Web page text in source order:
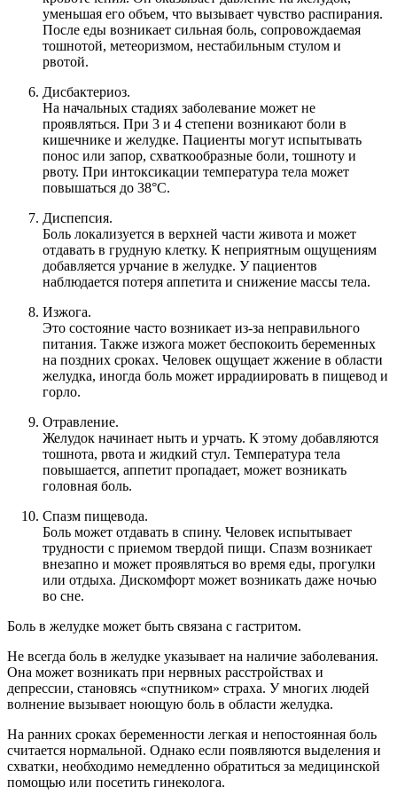
уменьшая его объем, что вызывает чувство распирания.
После еды возникает сильная боль, сопровождаемая
тошнотой, метеоризмом, нестабильным стулом и
рвотой.
Дисбактериоз.
На начальных стадиях заболевание может не
проявляться. При 3 и 4 степени возникают боли в
кишечнике и желудке. Пациенты могут испытывать
понос или запор, схваткообразные боли, тошноту и
рвоту. При интоксикации температура тела может
повышаться до 38°C.
Диспепсия.
Боль локализуется в верхней части живота и может
отдавать в грудную клетку. К неприятным ощущениям
добавляется урчание в желудке. У пациентов
наблюдается потеря аппетита и снижение массы тела.
Изжога.
Это состояние часто возникает из-за неправильного
питания. Также изжога может беспокоить беременных
на поздних сроках. Человек ощущает жжение в области
желудка, иногда боль может иррадиировать в пищевод и
горло.
Отравление.
Желудок начинает ныть и урчать. К этому добавляются
тошнота, рвота и жидкий стул. Температура тела
повышается, аппетит пропадает, может возникать
головная боль.
Спазм пищевода.
Боль может отдавать в спину. Человек испытывает
трудности с приемом твердой пищи. Спазм возникает
внезапно и может проявляться во время еды, прогулки
или отдыха. Дискомфорт может возникать даже ночью
во сне.
Боль в желудке может быть связана с гастритом.
Не всегда боль в желудке указывает на наличие заболевания.
Она может возникать при нервных расстройствах и
депрессии, становясь «спутником» страха. У многих людей
волнение вызывает ноющую боль в области желудка.
На ранних сроках беременности легкая и непостоянная боль
считается нормальной. Однако если появляются выделения и
схватки, необходимо немедленно обратиться за медицинской
помощью или посетить гинеколога.